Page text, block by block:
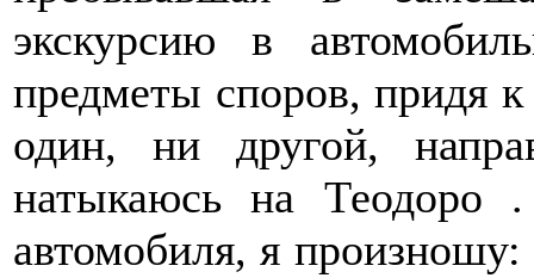
экскурсию в
предметы споров, придя
один, ни другой,
натыкаюсь на
автомобиля, я